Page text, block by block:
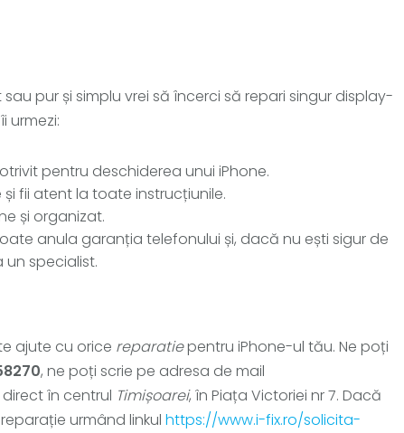
pur și simplu vrei să încerci să repari singur display-
urmezi:
pentru deschiderea unui iPhone.
fii atent la toate instrucțiunile.
și organizat.
anula garanția telefonului și, dacă nu ești sigur de
un specialist.
ajute cu orice reparatiepentru iPhone-ul tău. Ne poți
, ne poți scrie pe adresa de mail
în centrul Timișoarei, în Piața Victoriei nr 7. Dacă
urmând linkul https://www.i-fix.ro/solicita-